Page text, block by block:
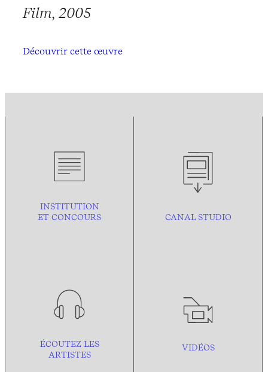
Film, 2005
Découvrir cette œuvre
INSTITUTION
ET CONCOURS
CANAL STUDIO
ÉCOUTEZ LES
ARTISTES
VIDÉOS